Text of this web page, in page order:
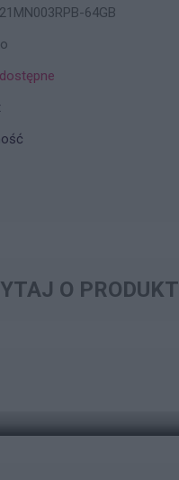
21MN003RPB-64GB
O PRODUKT